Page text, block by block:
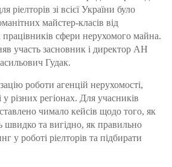
ріелторів зі всієї України було
майстер-класів від
працівників сфери нерухомого майна.
участь засновник і директор АН
Гудак.
роботи агенцій нерухомості,
у різних регіонах. Для учасників
чимало кейсів щодо того, як
швидко та вигідно, як правильно
у роботі ріелторів та підбирати